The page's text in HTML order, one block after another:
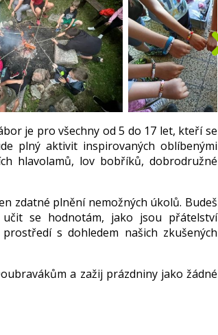
je pro všechny od 5 do 17 let, kteří se
plný aktivit inspirovaných oblíbenými
hlavolamů, lov bobříků, dobrodružné
zdatné plnění nemožných úkolů. Budeš
se hodnotám, jako jsou přátelství
s dohledem našich zkušených
a zažij prázdniny jako žádné